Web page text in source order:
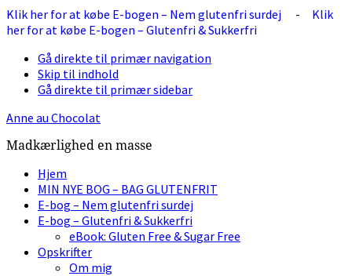
Klik her for at købe E-bogen – Nem glutenfri surdej - Klik
her for at købe E-bogen – Glutenfri & Sukkerfri
Gå direkte til primær navigation
Skip til indhold
Gå direkte til primær sidebar
Anne au Chocolat
Madkærlighed en masse
Hjem
MIN NYE BOG – BAG GLUTENFRIT
E-bog – Nem glutenfri surdej
E-bog – Glutenfri & Sukkerfri
eBook: Gluten Free & Sugar Free
Opskrifter
Om mig